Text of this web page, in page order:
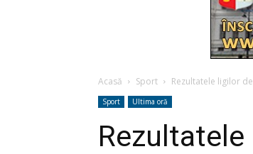
Acasă Sport Rezultatele ligilor
Sport Ultima oră